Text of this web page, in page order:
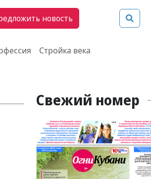
новость
Стройка века
Свежий номер